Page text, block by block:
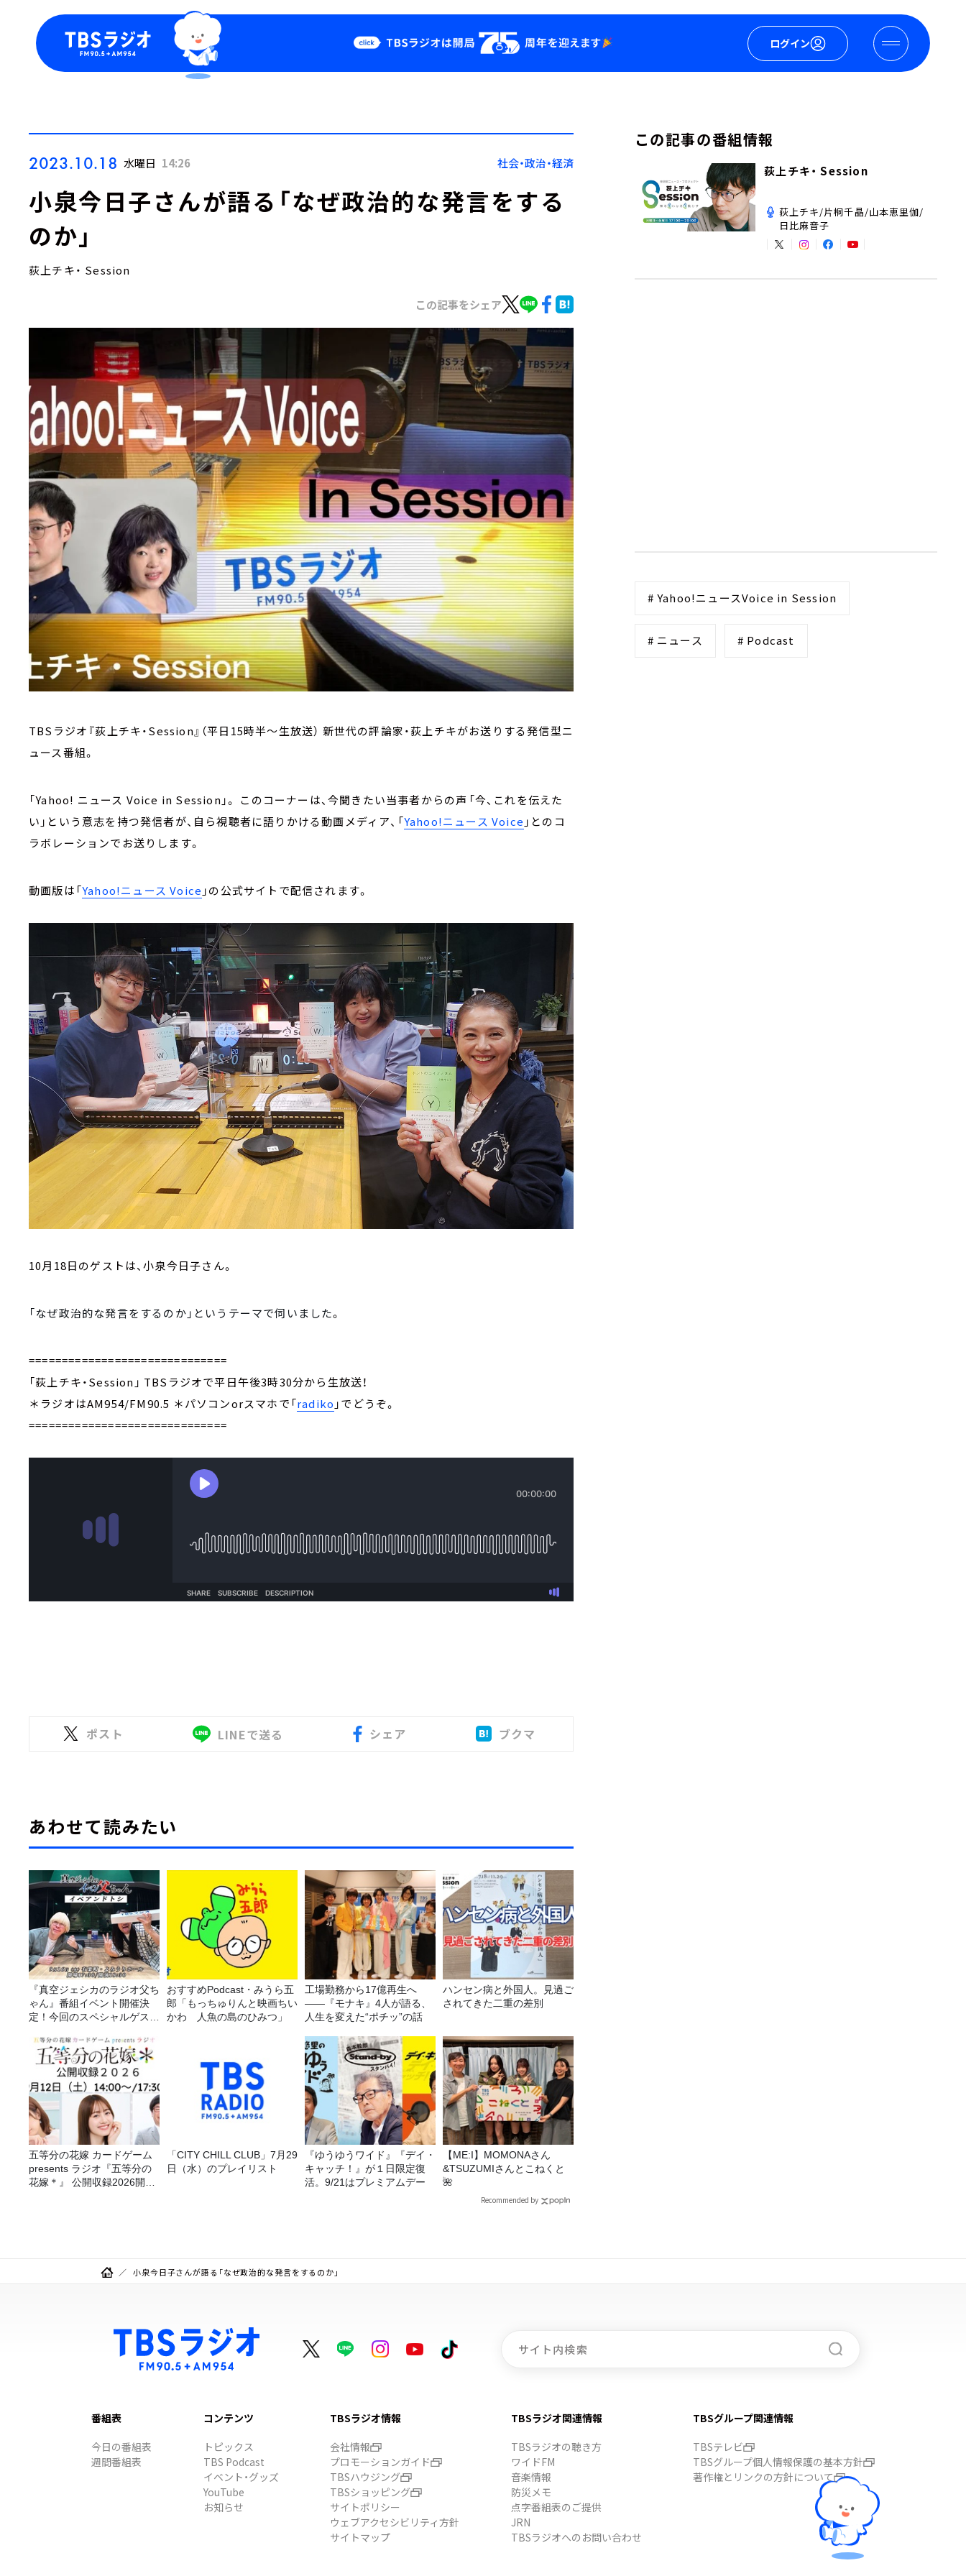
ログイン
Podcast
YouTube
会社情報
2023.10.18 水曜日 14:26 社会・政治・経済
小泉今日子さんが語る「なぜ政治的な発言をする
のか」
荻上チキ・ Session
この記事をシェア
TBSラジオ『荻上チキ・Session』（平日15時半～生放送） 新世代の評論家・荻上チキがお送りする発信型ニ
ュース番組。
「Yahoo! ニュース Voice in Session」。 このコーナーは、今聞きたい当事者からの声――「今、これを伝えた
い」という意志を持つ発信者が、自ら視聴者に語りかける動画メディア、「Yahoo!ニュース Voice 」とのコ
ラボレーションでお送りします。
動画版は「Yahoo!ニュース Voice 」の公式サイトで配信されます。
10月18日のゲストは、小泉今日子さん。
「なぜ政治的な発言をするのか」というテーマで伺いました。
==============================
「荻上チキ・Session」 TBSラジオで平日午後3時30分から生放送！
＊ラジオはAM954/FM90.5 ＊パソコンorスマホで「radiko 」でどうぞ。
==============================
ポスト LINEで送る シェア ブクマ
あわせて読みたい
『真空ジェシカのラジオ父ち
ゃん』番組イベント開催決
定！今回のスペシャルゲスト
おすすめPodcast・みうら五
郎「もっちゅりんと映画ちい
かわ 人魚の島のひみつ」
工場勤務から17億再生へ
——『モナキ』4人が語る、
人生を変えた“ポチッ”の話
ハンセン病と外国人。見過ご
されてきた二重の差別
五等分の花嫁 カードゲーム
presents ラジオ『五等分の
花嫁＊』 公開収録2026開催
「CITY CHILL CLUB」7月29
日（水）のプレイリスト
『ゆうゆうワイド』『デイ・
キャッチ！』が１日限定復
活。9/21はプレミアムデー
【ME:I】MOMONAさん
&TSUZUMIさんとこねくと
🌺
Recommended by
この記事の番組情報
荻上チキ・ Session
荻上チキ/片桐千晶/山本恵里伽/
日比麻音子
# Yahoo!ニュースVoice in Session
# ニュース # Podcast
小泉今日子さんが語る「なぜ政治的な発言をするのか」
番組表
今日の番組表
週間番組表
コンテンツ
トピックス
TBS Podcast
イベント・グッズ
YouTube
お知らせ
TBSラジオ情報
会社情報
プロモーションガイド
TBSハウジング
TBSショッピング
サイトポリシー
ウェブアクセシビリティ方針
サイトマップ
TBSラジオ関連情報
TBSラジオの聴き方
ワイドFM
音楽情報
防災メモ
点字番組表のご提供
JRN
TBSラジオへのお問い合わせ
TBSグループ関連情報
TBSテレビ
TBSグループ個人情報保護の基本方針
著作権とリンクの方針について